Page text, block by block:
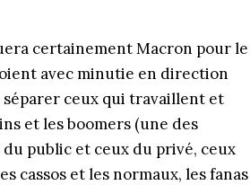
certainement Macron pour le
avec minutie en direction
séparer ceux qui travaillent et
et les boomers (une des
public et ceux du privé, ceux
cassos et les normaux, les fanas